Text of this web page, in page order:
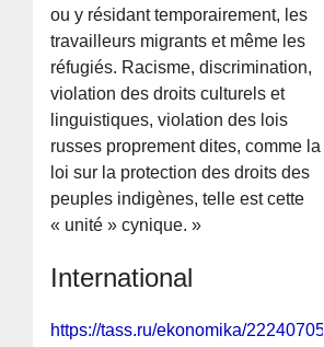
ou y résidant temporairement, les
travailleurs migrants et même les
réfugiés. Racisme, discrimination,
violation des droits culturels et
linguistiques, violation des lois
russes proprement dites, comme la
loi sur la protection des droits des
peuples indigènes, telle est cette
« unité » cynique. »
International
https://tass.ru/ekonomika/22240705